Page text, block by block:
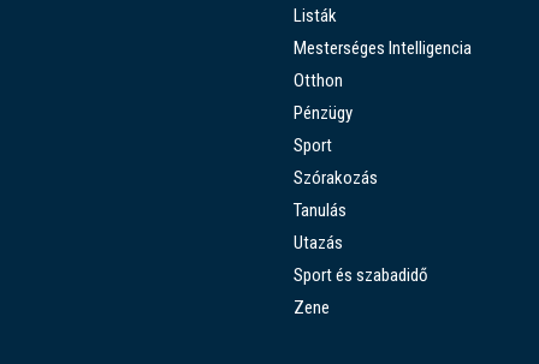
Listák
Mesterséges Intelligencia
Otthon
Pénzügy
Sport
Szórakozás
Tanulás
Utazás
Sport és szabadidő
Zene